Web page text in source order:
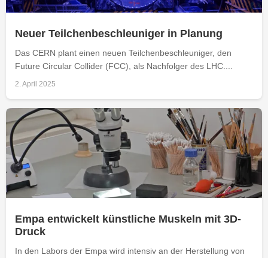
Neuer Teilchenbeschleuniger in Planung
Das CERN plant einen neuen Teilchenbeschleuniger, den
Future Circular Collider (FCC), als Nachfolger des LHC....
2. April 2025
Empa entwickelt künstliche Muskeln mit 3D-
Druck
In den Labors der Empa wird intensiv an der Herstellung von